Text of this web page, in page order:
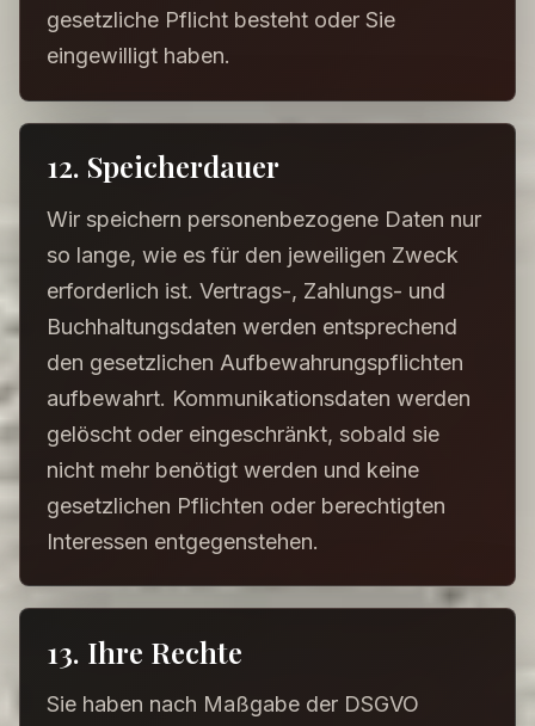
gesetzliche Pflicht besteht oder Sie
eingewilligt haben.
12. Speicherdauer
Wir speichern personenbezogene Daten nur
so lange, wie es für den jeweiligen Zweck
erforderlich ist. Vertrags-, Zahlungs- und
Buchhaltungsdaten werden entsprechend
den gesetzlichen Aufbewahrungspflichten
aufbewahrt. Kommunikationsdaten werden
gelöscht oder eingeschränkt, sobald sie
nicht mehr benötigt werden und keine
gesetzlichen Pflichten oder berechtigten
Interessen entgegenstehen.
13. Ihre Rechte
Sie haben nach Maßgabe der DSGVO